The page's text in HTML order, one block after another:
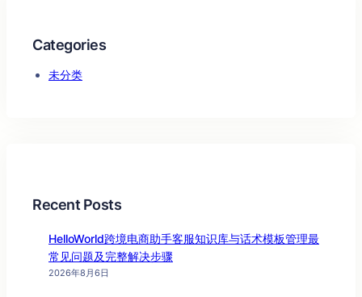
Categories
未分类
Recent Posts
HelloWorld跨境电商助手客服知识库与话术模板管理最
常见问题及完整解决步骤
2026年8月6日